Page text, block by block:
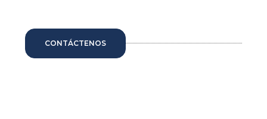
CONTÁCTENOS